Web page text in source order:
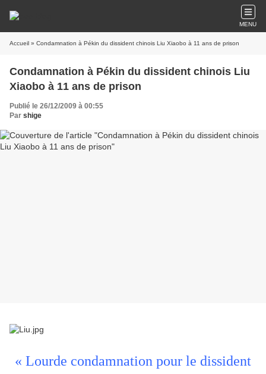
MENU
Accueil » Condamnation à Pékin du dissident chinois Liu Xiaobo à 11 ans de prison
Condamnation à Pékin du dissident chinois Liu
Xiaobo à 11 ans de prison
Publié le 26/12/2009 à 00:55
Par shige
« Lourde condamnation pour le dissident